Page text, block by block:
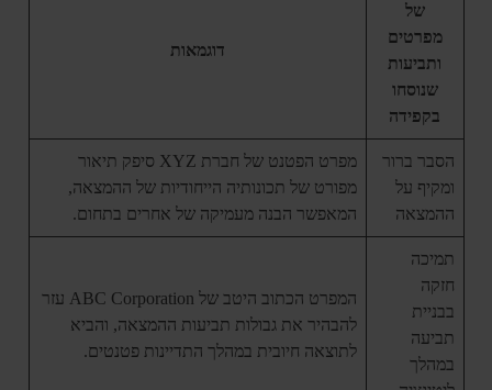
של
מפרטים
ותביעות
שנוסחו
בקפידה
דוגמאות
הסבר ברור
ומקיף על
ההמצאה
מפרט הפטנט של חברת XYZ סיפק תיאור
מפורט של תכונותיה הייחודיות של ההמצאה,
המאפשר הבנה מעמיקה של אחרים בתחום.
תמיכה
חזקה
בבניית
תביעה
במהלך
המפרט הכתוב היטב של ABC Corporation עזר
להבהיר את גבולות תביעות ההמצאה, והביא
לתוצאה חיובית במהלך התדיינות פטנטים.